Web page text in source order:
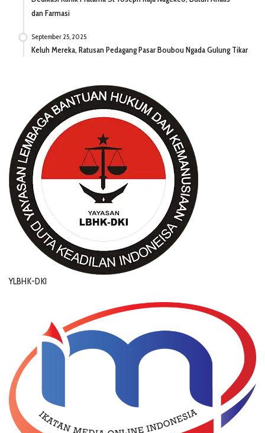
dan Farmasi
September 25, 2025
Keluh Mereka, Ratusan Pedagang Pasar Boubou Ngada Gulung Tikar
YLBHK-DKI